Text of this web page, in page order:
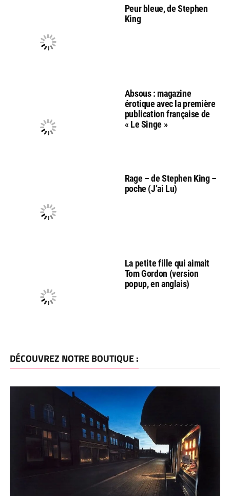
Peur bleue, de Stephen
King
Absous : magazine
érotique avec la première
publication française de
« Le Singe »
Rage – de Stephen King –
poche (J’ai Lu)
La petite fille qui aimait
Tom Gordon (version
popup, en anglais)
DÉCOUVREZ NOTRE BOUTIQUE :